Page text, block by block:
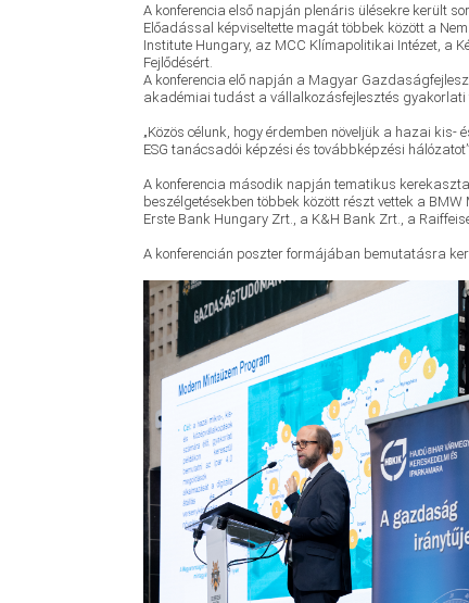
A konferencia első napján plenáris ülésekre került
Előadással képviseltette magát többek között a
Institute Hungary, az MCC Klímapolitikai Intézet, a
Fejlődésért.
A konferencia elő napján a Magyar
akadémiai tudást a vállalkozásfejlesztés
„Közös célunk, hogy érdemben növeljük a hazai
ESG tanácsadói képzési és továbbképzési
A konferencia második napján tematikus
beszélgetésekben többek között részt vettek a
Erste Bank Hungary Zrt., a K&H Bank Zrt., a
A konferencián poszter formájában bemutatásra